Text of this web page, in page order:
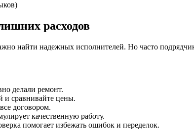
расходов
найти надежных исполнителей. Но часто
делали ремонт.
и сравнивайте цены.
договором.
качественную работу.
помогает избежать ошибок и переделок.